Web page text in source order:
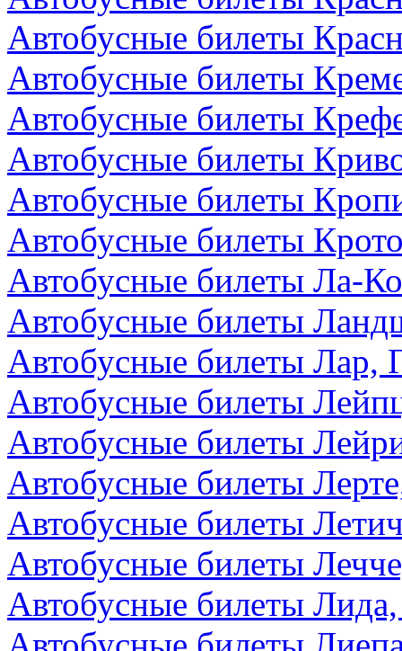
Автобусные билеты
Автобусные билеты
Автобусные билеты
Автобусные билеты
Автобусные билеты
Автобусные билеты
Автобусные билеты Ла-
Автобусные билеты
Автобусные билеты Лар,
Автобусные билеты
Автобусные билеты
Автобусные билеты
Автобусные билеты
Автобусные билеты
Автобусные билеты Лида,